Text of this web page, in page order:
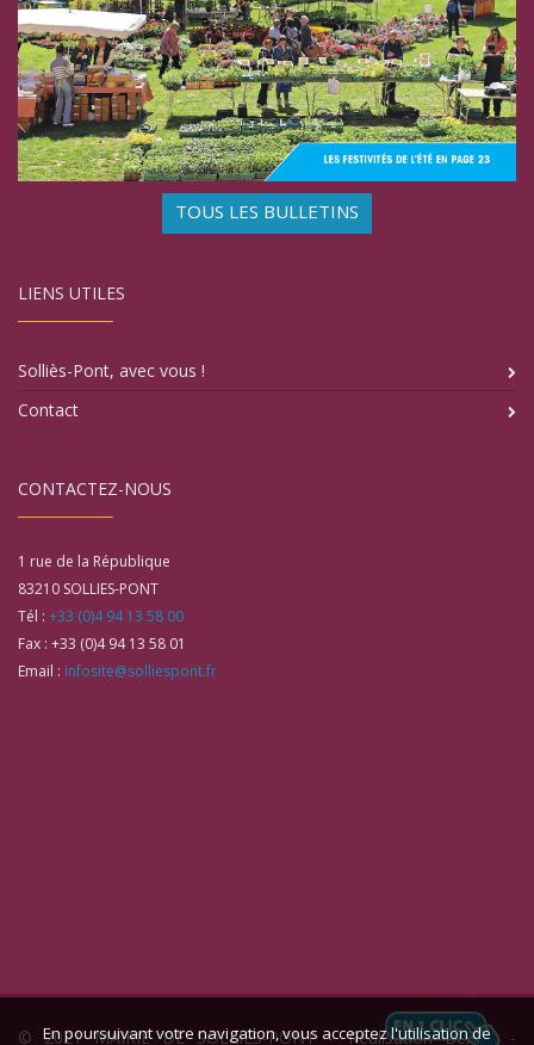
TOUS LES BULLETINS
LIENS UTILES
Solliès-Pont, avec vous !
Contact
CONTACTEZ-NOUS
1 rue de la République
83210 SOLLIES-PONT
Tél : +33 (0)4 94 13 58 00
Fax : +33 (0)4 94 13 58 01
Email : infosite@solliespont.fr
© 2021 MAIRIE DE SOLLIES-PONT -Réalisation Bexter-
En poursuivant votre navigation, vous acceptez l'utilisation de